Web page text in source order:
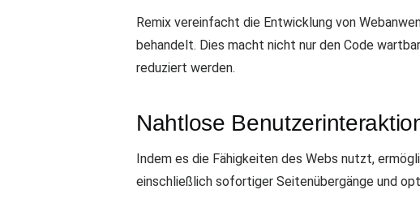
Remix vereinfacht die Entwicklung von
behandelt. Dies macht nicht nur den Code
reduziert werden.
Nahtlose
Indem es die Fähigkeiten des Webs nutzt,
einschließlich sofortiger Seitenübergänge und